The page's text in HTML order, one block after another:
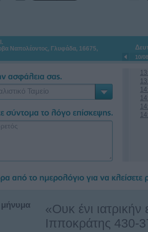
Ναπολέοντος, Γλυφάδα, 16675,
Ταμείο
10/
«Ουκ ένι ιατρικήν
Ιπποκράτης 430-